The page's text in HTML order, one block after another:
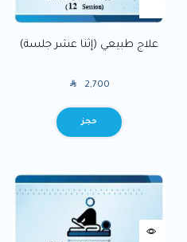
علاج طبيعي (إثنا عشر جلسة)
SAR 2,700
BOOK